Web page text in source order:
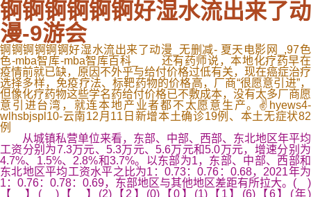
锕锕锕锕锕锕好湿水流出来了动
漫-9游会
锕锕锕锕锕锕好湿水流出来了动漫_无删减- 夏天电影网_,97色
色-mba智库-mba智库百科_ 还有药师说，本地化疗药早在
疫情前就已缺，原因不外乎与给付价格过低有关，现在癌症治疗
选择多样，免疫疗法、标靶药物的价格高，厂商“很愿意引进”，
但像化疗药物这些学名药给付价格已不敷成本，没有太多厂商愿
意引进台湾，就连本地产业者都不太愿意生产。✌hyews4-
wlhsbjspl10-云南12月11日新增本土确诊19例、本土无症状82
例
从城镇私营单位来看，东部、中部、西部、东北地区年平均
工资分别为7.3万元、5.3万元、5.6万元和5.0万元，增速分别为
4.7%、1.5%、2.8%和3.7%。以东部为1，东部、中部、西部和
东北地区平均工资水平之比为1：0.73：0.76：0.68，2021年为
1：0.76：0.78：0.69，东部地区与其他地区差距有所拉大。( )
【 】( )【 】(2)【2】(0)【0】(1)【1】(6)【6】(年)